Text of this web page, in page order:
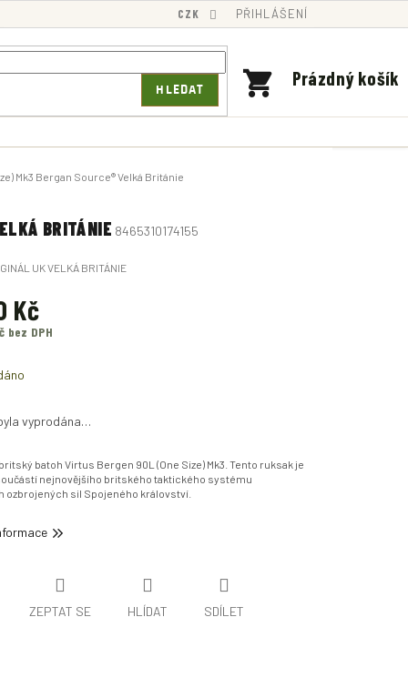
CZK PŘIHLÁŠENÍ
HLEDAT
NÁKUPNÍ
Prázdný košík
Mk3 Bergan Source® Velká Británie
BRITÁNIE 8465310174155
UK VELKÁ BRITÁNIE
Kč
bez DPH
vyprodána…
batoh Virtus Bergen 90L (One Size) Mk3. Tento ruksak je
nejnovějšího britského taktického systému
ozbrojených sil Spojeného království.
ZEPTAT SE HLÍDAT SDÍLET